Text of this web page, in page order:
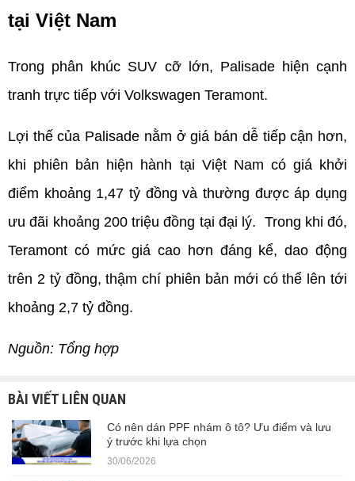
tại Việt Nam
Trong phân khúc SUV cỡ lớn, Palisade hiện cạnh
tranh trực tiếp với Volkswagen Teramont.
Lợi thế của Palisade nằm ở giá bán dễ tiếp cận hơn,
khi phiên bản hiện hành tại Việt Nam có giá khởi
điểm khoảng 1,47 tỷ đồng và thường được áp dụng
ưu đãi khoảng 200 triệu đồng tại đại lý.  Trong khi đó,
Teramont có mức giá cao hơn đáng kể, dao động
trên 2 tỷ đồng, thậm chí phiên bản mới có thể lên tới
khoảng 2,7 tỷ đồng.
Nguồn: Tổng hợp
BÀI VIẾT LIÊN QUAN
Có nên dán PPF nhám ô tô? Ưu điểm và lưu
ý trước khi lựa chọn
30/06/2026